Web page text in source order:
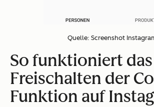
Quelle: Screenshot
So funktioniert das
Freischalten der
Funktion auf